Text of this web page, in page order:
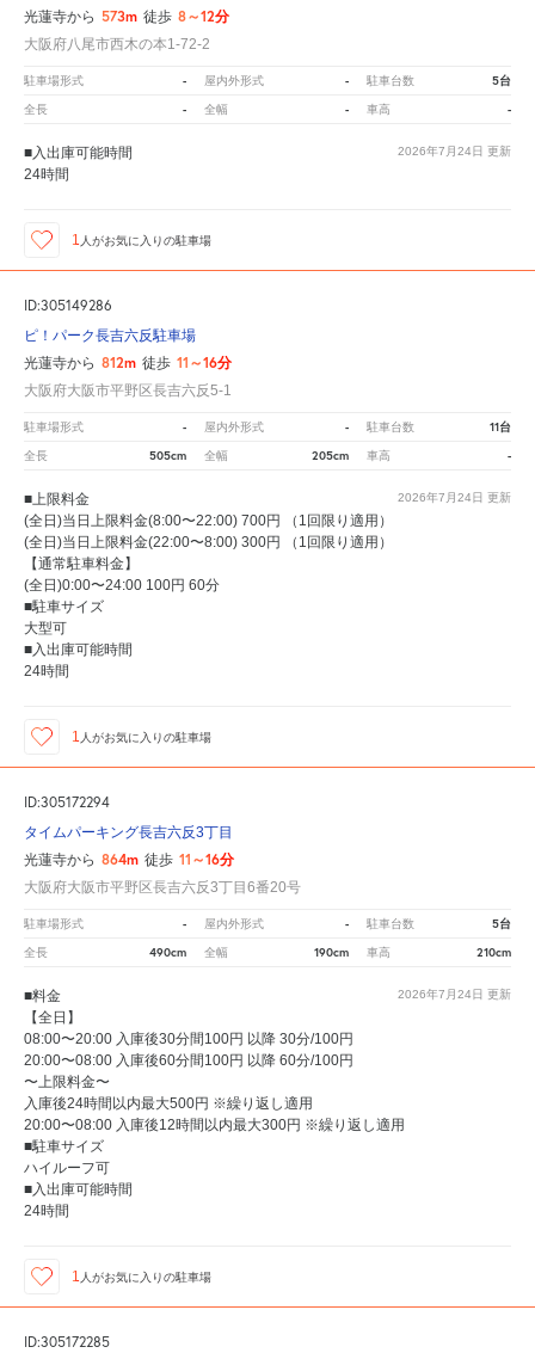
光蓮寺から 573m 徒歩 8～12分
大阪府八尾市西木の本1-72-2
駐車場形式 - 屋内外形式 - 駐車台数 5台
全長 - 全幅 - 車高 -
2026年7月24日 更新
■入出庫可能時間
24時間
1 人がお気に入りの駐車場
ID:305149286
ピ！パーク長吉六反駐車場
光蓮寺から 812m 徒歩 11～16分
大阪府大阪市平野区長吉六反5-1
駐車場形式 - 屋内外形式 - 駐車台数 11台
全長 505cm 全幅 205cm 車高 -
2026年7月24日 更新
■上限料金
(全日)当日上限料金(8:00〜22:00) 700円 （1回限り適用）
(全日)当日上限料金(22:00〜8:00) 300円 （1回限り適用）
【通常駐車料金】
(全日)0:00〜24:00 100円 60分
■駐車サイズ
大型可
■入出庫可能時間
24時間
1 人がお気に入りの駐車場
ID:305172294
タイムパーキング長吉六反3丁目
光蓮寺から 864m 徒歩 11～16分
大阪府大阪市平野区長吉六反3丁目6番20号
駐車場形式 - 屋内外形式 - 駐車台数 5台
全長 490cm 全幅 190cm 車高 210cm
2026年7月24日 更新
■料金
【全日】
08:00〜20:00 入庫後30分間100円 以降 30分/100円
20:00〜08:00 入庫後60分間100円 以降 60分/100円
〜上限料金〜
入庫後24時間以内最大500円 ※繰り返し適用
20:00〜08:00 入庫後12時間以内最大300円 ※繰り返し適用
■駐車サイズ
ハイルーフ可
■入出庫可能時間
24時間
1 人がお気に入りの駐車場
ID:305172285